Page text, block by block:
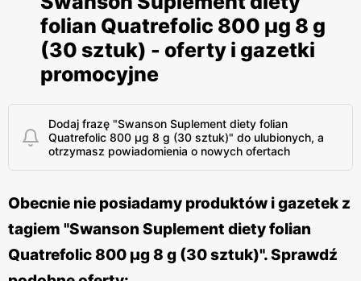
folian Quatrefolic 800 μg 8 g
(30 sztuk) - oferty i gazetki
promocyjne
Dodaj frazę "Swanson Suplement diety folian
Quatrefolic 800 μg 8 g (30 sztuk)" do ulubionych, a
otrzymasz powiadomienia o nowych ofertach
Obecnie nie posiadamy produktów i gazetek z
tagiem "Swanson Suplement diety folian
Quatrefolic 800 μg 8 g (30 sztuk)". Sprawdź